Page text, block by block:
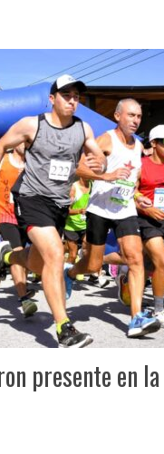
presente en